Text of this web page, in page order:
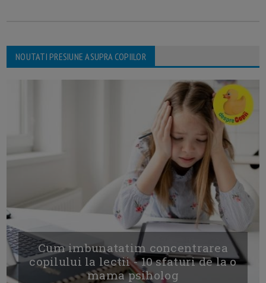
NOUTATI PRESIUNE ASUPRA COPIILOR
Cum imbunatatim concentrarea
copilului la lectii - 10 sfaturi de la o
mama psiholog